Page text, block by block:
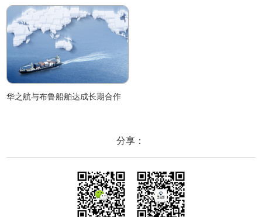
华之航与布鲁船舶达成长期合作
分享：